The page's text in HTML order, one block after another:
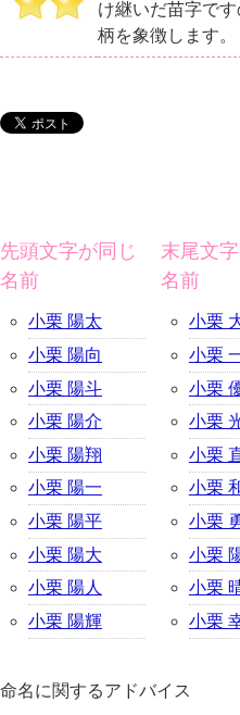
け継いだ苗字で
柄を象徴します。
先頭文字が同じ
名前
小栗 陽太
小栗 陽向
小栗 陽斗
小栗 陽介
小栗 陽翔
小栗 陽一
小栗 陽平
小栗 陽大
小栗 陽人
小栗 陽輝
末尾文
名前
小栗
小栗
小栗
小栗
小栗
小栗
小栗
小栗
小栗
小栗
命名に関するアドバイス